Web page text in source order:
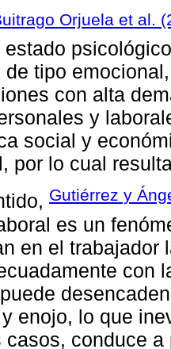
Orjuela et al.
de tipo
con alta
y
social y
por lo cual
Gutiérrez y
es un
en el trabajador
con
enojo, lo que
casos, conduce